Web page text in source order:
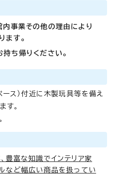
内事業その他の理由により
ます。
ち帰りください。
ス）付近に木製玩具等を備え
す。
豊富な知識でインテリア家
など幅広い商品を扱ってい